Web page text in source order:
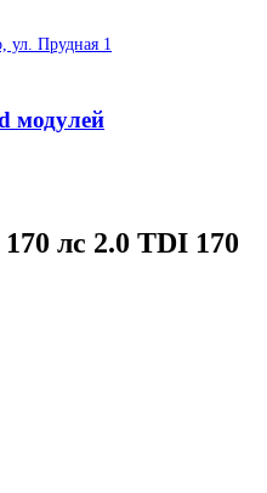
ул. Прудная 1
модулей
лс 2.0 TDI 170